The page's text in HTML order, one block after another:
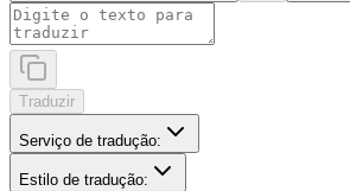
Traduzir
Serviço de tradução:
Estilo de tradução: